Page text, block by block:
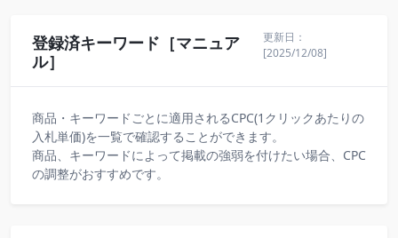
登録済キーワード［マニュア
ル］
更新日：
[2025/12/08]
商品・キーワードごとに適用されるCPC(1クリックあたりの
入札単価)を一覧で確認することができます。
商品、キーワードによって掲載の強弱を付けたい場合、CPC
の調整がおすすめです。